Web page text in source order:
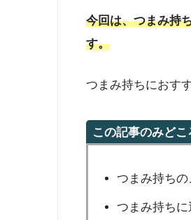
今回は、つまみ持
す。
つまみ持ちにおす
この記事のみどこ
つまみ持ち
つまみ持ち